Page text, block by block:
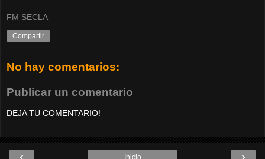
FM SECLA
Compartir
No hay comentarios:
Publicar un comentario
DEJA TU COMENTARIO!
Inicio